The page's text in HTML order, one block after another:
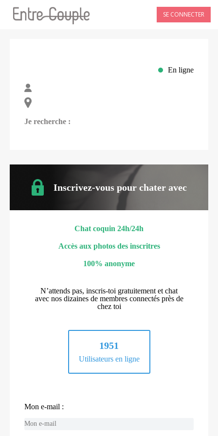
SE CONNECTER
En ligne
Je recherche :
Inscrivez-vous pour chater avec
Chat coquin 24h/24h
Accès aux photos des inscritres
100% anonyme
N’attends pas, inscris-toi gratuitement et chat
avec nos dizaines de membres connectés près de
chez toi
1951
Utilisateurs en ligne
Mon e-mail :